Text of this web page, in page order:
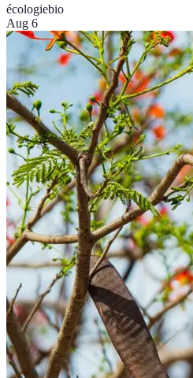
écologiebio
Aug 6